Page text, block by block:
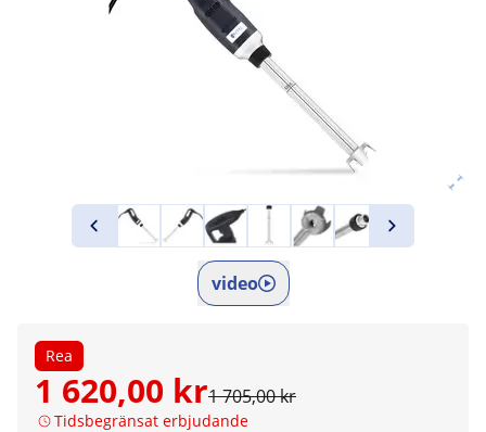
video
Rea
1 620,00 kr1 705,00 kr
Tidsbegränsat erbjudande